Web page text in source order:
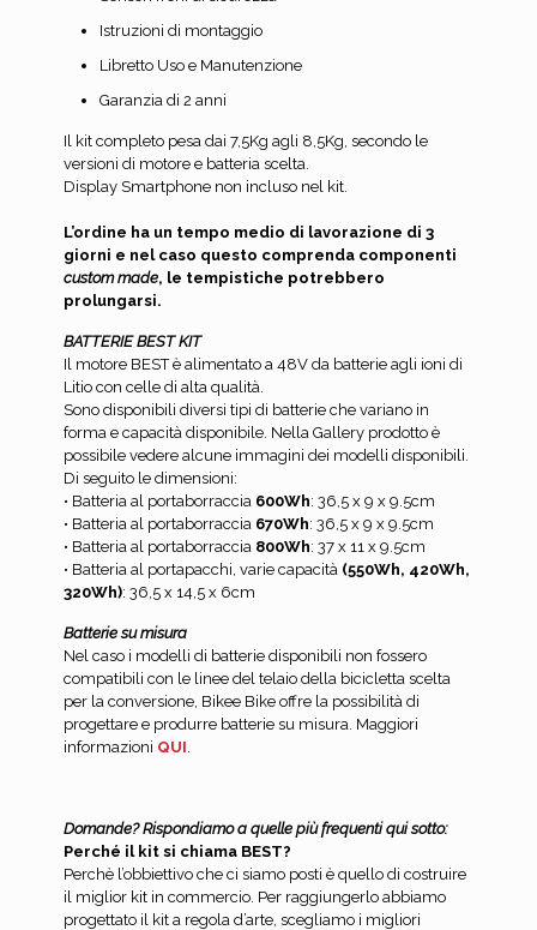
Istruzioni di montaggio
Libretto Uso e Manutenzione
Garanzia di 2 anni
Il kit completo pesa dai 7,5Kg agli 8,5Kg, secondo le
versioni di motore e batteria scelta.
Display Smartphone non incluso nel kit.
L’ordine ha un tempo medio di lavorazione di 3
giorni e nel caso questo comprenda componenti
custom made, le tempistiche potrebbero
prolungarsi.
BATTERIE BEST KIT
Il motore BEST è alimentato a 48V da batterie agli ioni di
Litio con celle di alta qualità.
Sono disponibili diversi tipi di batterie che variano in
forma e capacità disponibile. Nella Gallery prodotto è
possibile vedere alcune immagini dei modelli disponibili.
Di seguito le dimensioni:
• Batteria al portaborraccia 600Wh: 36,5 x 9 x 9.5cm
• Batteria al portaborraccia 670Wh: 36,5 x 9 x 9.5cm
• Batteria al portaborraccia 800Wh: 37 x 11 x 9.5cm
• Batteria al portapacchi, varie capacità (550Wh, 420Wh,
320Wh): 36,5 x 14,5 x 6cm
Batterie su misura
Nel caso i modelli di batterie disponibili non fossero
compatibili con le linee del telaio della bicicletta scelta
per la conversione, Bikee Bike offre la possibilità di
progettare e produrre batterie su misura. Maggiori
informazioni QUI
Domande? Rispondiamo a quelle più frequenti qui sotto:
Perché il kit si chiama BEST?
Perchè l’obbiettivo che ci siamo posti è quello di costruire
il miglior kit in commercio. Per raggiungerlo abbiamo
progettato il kit a regola d’arte, scegliamo i migliori